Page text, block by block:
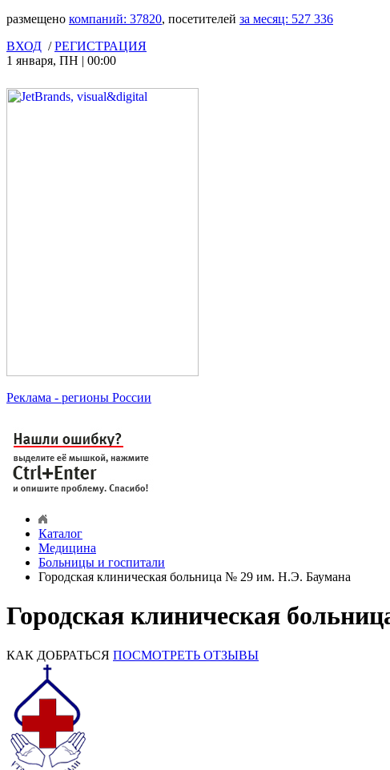
размещено компаний: 37820, посетителей за месяц: 527 336
ВХОД /РЕГИСТРАЦИЯ
1 января, ПН | 00:00
Реклама - регионы России
Каталог
Медицина
Больницы и госпитали
Городская клиническая больница № 29 им. Н.Э. Баумана
Городская клиническая
КАК ДОБРАТЬСЯ ПОСМОТРЕТЬ ОТЗЫВЫ